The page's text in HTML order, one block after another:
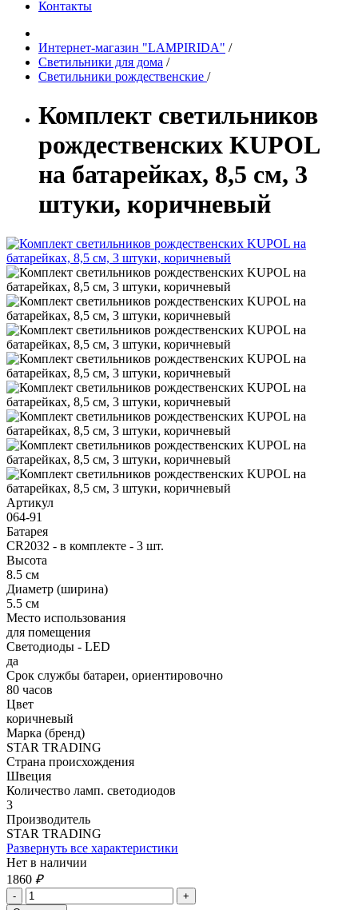
Контакты
Интернет-магазин "LAMPIRIDA" /
Светильники для дома /
Светильники рождественские /
Комплект светильников
рождественских KUPOL
на батарейках, 8,5 см, 3
штуки, коричневый
Артикул
064-91
Батарея
CR2032 - в комплекте - 3 шт.
Высота
8.5 см
Диаметр (ширина)
5.5 см
Место использования
для помещения
Светодиоды - LED
да
Срок службы батареи, ориентировочно
80 часов
Цвет
коричневый
Марка (бренд)
STAR TRADING
Страна происхождения
Швеция
Количество ламп. светодиодов
3
Производитель
STAR TRADING
Развернуть все характеристики
Нет в наличии
1860 ₽